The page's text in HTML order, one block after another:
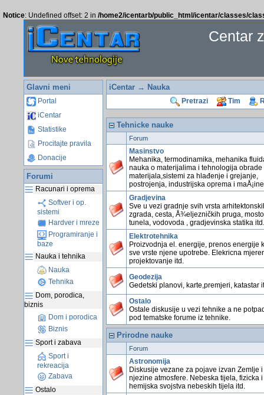
Notice: Undefined offset: 2 in /home2/icentarb/public_html/icentar/classes/
Centar
Glavni meni
Portal
iCentar
Statistike
Procitajte pravila
Donacije
Forumi
Racunari i oprema
Softver i op.
sistemi
Hardver i mreze
Programiranje i
baze
Nauka i tehnika
Nauka
Tehnika
Dom, porodica,
biznis
Dom i porodica
Biznis
Sport i zabava
Sport i
rekreacija
Zabava
Ostalo
iCentar→ Nauka
Pretrazi Tim
Tehnicke nauke
Forum
Masinstvo
Mehanika, termodinamika, mehanika
nauka o materijalima i tehnologija obrade
materijala,sistemi za hlađenje i grejanje,
postrojenja, industrijska oprema i
Gradjevina
Sve u vezi gradnje svih vrsta
zgrada, cesta, Å¾eljezničkih pruga,
tunela, vodovoda , gradjevinska statika itd.
Elektrotehnika
Proizvodnja el. energije, prenos energije
sve vrste njene upotrebe. Elekricna
projektovanje itd.
Geodezija
Gedetski planovi, karte,premjeri, katastar
Ostalo
Ostale diskusije u vezi tehnike a ne
pod tematske forume iz tehnike.
Prirodne nauke
Forum
Astronomija
Diskusije vezane za pojave izvan Zemlje i
njezine atmosfere. Nebeska tijela, fizicka i
hemijska svojstva nebeskih tijela itd.